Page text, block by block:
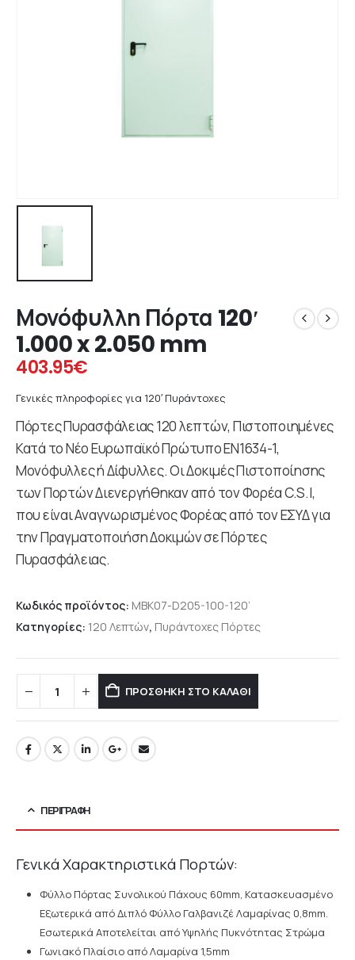
Μονόφυλλη Πόρτα 120′
1.000 x 2.050 mm
403.95€
Γενικές πληροφορίες για 120′ Πυράντοχες
Πόρτες Πυρασφάλειας 120 λεπτών, Πιστοποιημένες
Κατά το Νέο Ευρωπαϊκό Πρώτυπο ΕΝ1634-1,
Μονόφυλλες ή Δίφυλλες. Οι Δοκιμές Πιστοποίησης
των Πορτών Διενεργήθηκαν από τον Φορέα C.S.I,
που είναι Αναγνωρισμένος Φορέας από τον ΕΣΥΔ για
την Πραγματοποιήση Δοκιμών σε Πόρτες
Πυρασφάλειας.
Κωδικός προϊόντος: MBK07-D205-100-120’
Κατηγορίες: 120 Λεπτών, Πυράντοχες Πόρτες
ΠΡΟΣΘΉΚΗ ΣΤΟ ΚΑΛΆΘΙ
ΠΕΡΙΓΡΑΦΉ
Γενικά Χαρακτηριστικά Πορτών:
Φύλλο Πόρτας Συνολικού Πάχους 60mm, Κατασκευασμένο
Εξωτερικά από Διπλό Φύλλο Γαλβανιζέ Λαμαρίνας 0,8mm.
Εσωτερικά Αποτελείται από Υψηλής Πυκνότητας Στρώμα
Γωνιακό Πλαίσιο από Λαμαρίνα 1,5mm